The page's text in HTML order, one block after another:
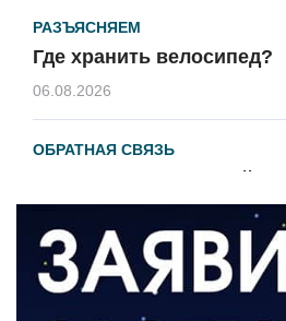
РАЗЪЯСНЯЕМ
Где хранить велосипед?
06.08.2026
ОБРАТНАЯ СВЯЗЬ
Администрация онлайн
ВЛАСТЬ
День памяти и